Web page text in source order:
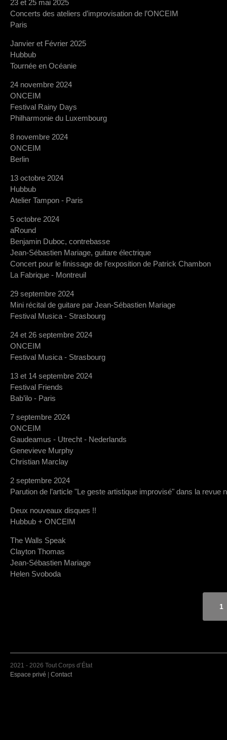
23 et 25 mai 2025
Concerts des ateliers d’improvisation de l’ONCEIM
Paris
Janvier et Février 2025
Hubbub
Tournée en Océanie
24 novembre 2024
ONCEIM
Festival Rainy Days
Philharmonie du Luxembourg
8 novembre 2024
ONCEIM
Berlin
13 octobre 2024
Hubbub
Atelier Tampon - Paris
5 octobre 2024
aRound
Benjamin Duboc, contrebasse
Jean-Sébastien Mariage, guitare électrique
Concert pour le finissage de l’exposition de Patrick Chambon
La Fabrique - Montreuil
29 septembre 2024
Mini récital de guitare par Jean-Sébastien Mariage
Festival Musica - Strasbourg
24 et 26 septembre 2024
ONCEIM
Festival Musica - Strasbourg
13 et 14 septembre 2024
Festival Friends
Bab’ilo - Paris
7 septembre 2024
ONCEIM
Gaudeamus - Utrecht - Nederlands
Genevieve Murphy
Christian Marclay
2 septembre 2024
Parution de l’article "Le geste artistique improvisé" dans la revue
Deux nouveaux disques !!
Hubbub + ONCEIM
The Walls Speak
Clayton Thomas
Jean-Sébastien Mariage
Helen Svoboda
1
2021 - 2026 Tout Corps d’État
Espace privé
Contact